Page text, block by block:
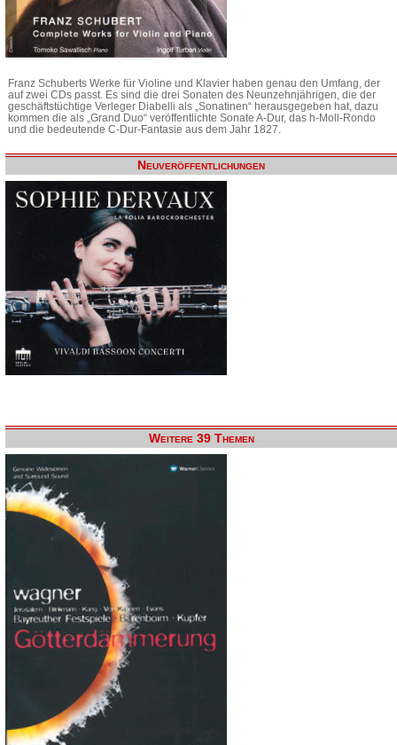
Franz Schuberts Werke für Violine und Klavier haben genau den Umfang, der
auf zwei CDs passt. Es sind die drei Sonaten des Neunzehnjährigen, die der
geschäftstüchtige Verleger Diabelli als „Sonatinen“ herausgegeben hat, dazu
kommen die als „Grand Duo“ veröffentlichte Sonate A-Dur, das h-Moll-Rondo
und die bedeutende C-Dur-Fantasie aus dem Jahr 1827.
Neuveröffentlichungen
Weitere 39 Themen